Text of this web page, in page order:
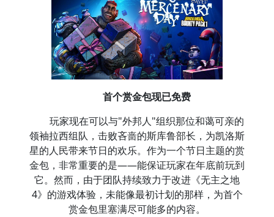
首个赏金包现已免费
玩家现在可以与"外邦人"组织那位和蔼可亲的
领袖拉西组队，击败吝啬的斯库鲁部长，为凯洛斯
星的人民带来节日的欢乐。作为一个节日主题的赏
金包，非常重要的是——能保证玩家在年底前玩到
它。然而，由于团队持续致力于改进《无主之地
4》的游戏体验，未能像最初计划的那样，为首个
赏金包里塞满尽可能多的内容。